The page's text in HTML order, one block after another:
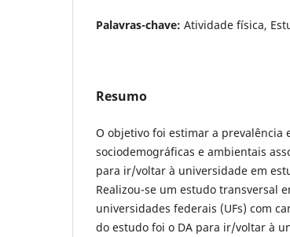
Palavras-chave: Atividade física,
Resumo
O objetivo foi estimar a prevalência
sociodemográficas e ambientais
para ir/voltar à universidade em
Realizou-se um estudo transversal
universidades federais (UFs) com
do estudo foi o DA para ir/voltar à